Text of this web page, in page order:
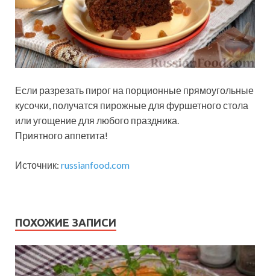
Если разрезать пирог на порционные прямоугольные
кусочки, получатся пирожные для фуршетного стола
или угощение для любого праздника.
Приятного аппетита!
Источник: russianfood.com
ПОХОЖИЕ ЗАПИСИ